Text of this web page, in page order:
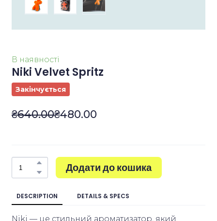
В наявності
Niki Velvet Spritz
Закінчується
₴640.00₴480.00
Додати до кошика
DESCRIPTION DETAILS & SPECS
Niki — це стильний ароматизатор, який